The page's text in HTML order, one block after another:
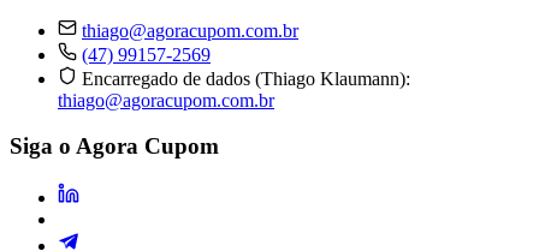
thiago@agoracupom.com.br
(47) 99157-2569
Encarregado de dados (Thiago Klaumann):
thiago@agoracupom.com.br
Siga o Agora Cupom